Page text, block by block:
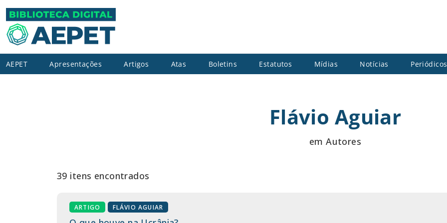
AEPET Apresentações Artigos Atas Boletins Estatutos Mídias Notícias Periódicos
Flávio Aguiar
em Autores
39 itens encontrados
ARTIGO FLÁVIO AGUIAR